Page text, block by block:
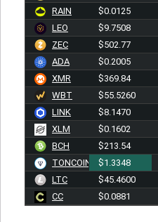
RAIN
$0.0125
LEO
$9.7508
ZEC
$502.77
ADA
$0.2005
XMR
$369.84
WBT
$55.5260
LINK
$8.1470
XLM
$0.1602
BCH
$213.54
TONCOIN
$1.3348
LTC
$45.4600
CC
$0.0881